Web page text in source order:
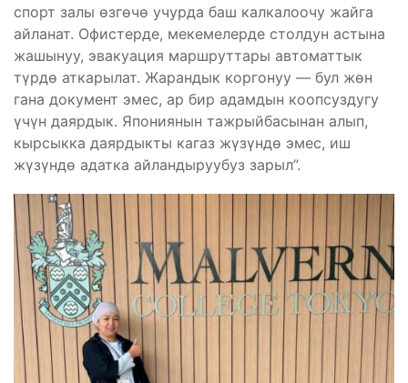
спорт залы өзгөчө учурда баш калкалоочу жайга
айланат. Офистерде, мекемелерде столдун астына
жашынуу, эвакуация маршруттары автоматтык
түрдө аткарылат. Жарандык коргонуу — бул жөн
гана документ эмес, ар бир адамдын коопсуздугу
үчүн даярдык. Япониянын тажрыйбасынан алып,
кырсыкка даярдыкты кагаз жүзүндө эмес, иш
жүзүндө адатка айландыруубуз зарыл”.